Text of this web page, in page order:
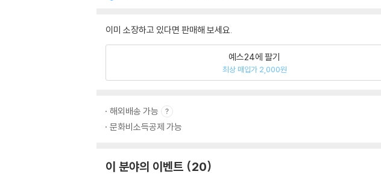
이미 소장하고 있다면 판매해 보세요.
예스24에 팔기
최상 매입가 2,000원
해외배송 가능
문화비소득공제 가능
이 분야의 이벤트 20